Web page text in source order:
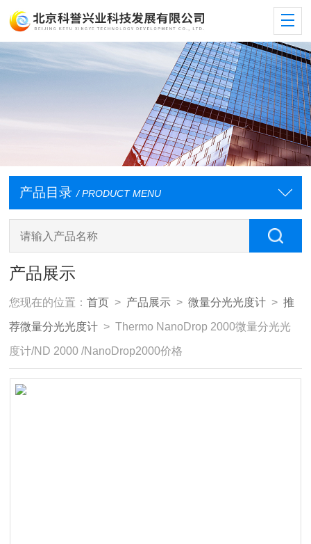
产品目录 / PRODUCT MENU
产品展示
您现在的位置：首页 > 产品展示 >微量分光光度计 >推
荐微量分光光度计 > Thermo NanoDrop 2000微量分光光
度计/ND 2000 /NanoDrop2000价格